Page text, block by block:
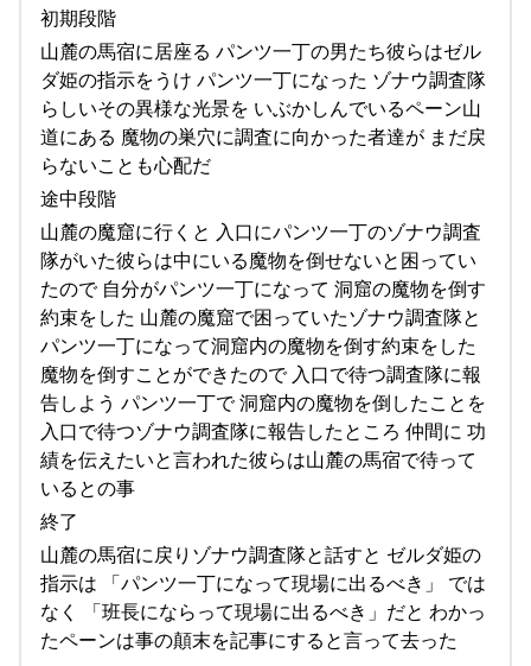
初期段階
山麓の馬宿に居座る パンツ一丁の男たち彼らはゼル
ダ姫の指示をうけ パンツ一丁になった ゾナウ調査隊
らしいその異様な光景を いぶかしんでいるペーン山
道にある 魔物の巣穴に調査に向かった者達が まだ戻
らないことも心配だ
途中段階
山麓の魔窟に行くと 入口にパンツ一丁のゾナウ調査
隊がいた彼らは中にいる魔物を倒せないと困ってい
たので 自分がパンツ一丁になって 洞窟の魔物を倒す
約束をした 山麓の魔窟で困っていたゾナウ調査隊と
パンツ一丁になって洞窟内の魔物を倒す約束をした
魔物を倒すことができたので 入口で待つ調査隊に報
告しよう パンツ一丁で 洞窟内の魔物を倒したことを
入口で待つゾナウ調査隊に報告したところ 仲間に 功
績を伝えたいと言われた彼らは山麓の馬宿で待って
いるとの事
終了
山麓の馬宿に戻りゾナウ調査隊と話すと ゼルダ姫の
指示は 「パンツ一丁になって現場に出るべき」 では
なく 「班長にならって現場に出るべき」だと わかっ
たペーンは事の顛末を記事にすると言って去った